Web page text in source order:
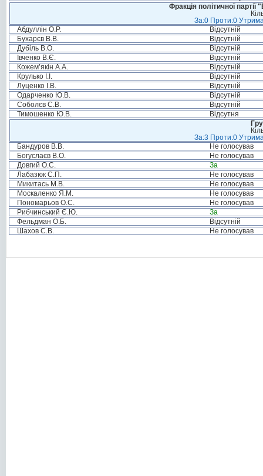
Фракція політичної
За:0 Проти:0
Абдуллін О.Р.
Відсутній
Бухарєв В.В.
Відсутній
Дубіль В.О.
Відсутній
Івченко В.Є.
Відсутній
Кожем’якін А.А.
Відсутній
Крулько І.І.
Відсутній
Луценко І.В.
Відсутній
Одарченко Ю.В.
Відсутній
Соболєв С.В.
Відсутній
Тимошенко Ю.В.
Відсутня
За:3 Проти:0
Бандуров В.В.
Не голосував
Богуслаєв В.О.
Не голосував
Довгий О.С.
За
Лабазюк С.П.
Не голосував
Микитась М.В.
Не голосував
Москаленко Я.М.
Не голосував
Пономарьов О.С.
Не голосував
Рибчинський Є.Ю.
За
Фельдман О.Б.
Відсутній
Шахов С.В.
Не голосував